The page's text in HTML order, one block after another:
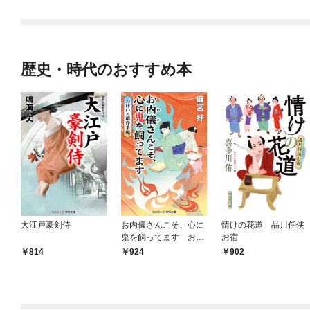
歴史・時代のおすすめ本
大江戸豪剣侍
814
お内儀さんこそ、心に
鬼を飼ってます おけ
いの戯作手帖
924
情けの花道 品川任侠
お宿
902